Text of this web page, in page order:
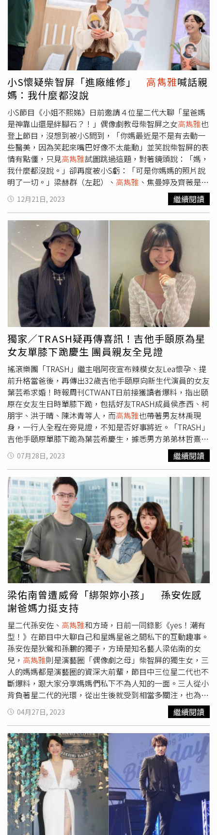
容、時間都要管，工作時沒回到訊息對方就會暴怒。之後愛
雅要出寫真集男友還要先審拍出來的照片，看到愛雅有組照
片是全裸包浴巾，隨即暴怒說：「這什麼意思！」當場就轟
愛雅出門，還抱著她的狗說：「妳這輩子別想再見到牠。」
愛雅說，當時狀況就像上演八點檔，敲門拜託對方開門，後
來是愛雅的母親出門才擺平這件事。
小S懷疑柴智屏「進廠維修」 高雋雅喊話親
媽：我什麼都沒說
小S節目《小姐不熙娣》日前邀請４位星二代大聊「星爸媽
是神靠山還是絆腳石？！」偶像劇教母柴智屏之女高雋雅也
登上節目，沒想到被小S問到，「你媽最近是不是有去動一
些醫美，因為笑起來嘴巴好像不太能動」並笑說柴智屏的表
情有點僵，只見高雋雅試圖跳過這題，對著鏡頭說：「媽，
我什麼都沒說。」卻再度被小S虧：「可是你媽媽的照片說
明了一切。」梁赫群（左起）、 高雋雅 、焦曼婷及齊薇是星
二代代表。（圖／東森提供）柴智屏當年一手打造出F4拍攝
《流星花園》，開啟了台灣偶像劇的盛世年代，捧紅了包括
言承旭在內的F4成員，當時的高雋雅正值求學階段，每天都
有同學請她幫忙拿「F4的簽名照」令她相當困擾；不過
雅
倒是很樂意幫忙有著「明星夢」的同學，若覺得對方條件
適合，便會推薦給媽媽。有次一位男同學還真的被柴智屏相
中，最後順利出演偶像劇《海派甜心》一角。育有３個女兒
的小Ｓ認為，星二代的身分多少對孩子們有些幫助，但最重
要的還是自己的實力，話鋒一轉，小Ｓ突然分享前幾天女兒
想吃火鍋，卻怎麼都訂不到餐廳，小Ｓ立刻問：「哪家？我
來訂」沒花多久的時間果真訂到了，小Ｓ便自嘲：「我很會
刷臉，超愛刷！」
12月21日, 2023 繼續閱讀
獨家／TRASH疑再傳喜訊！吉他手頤原為星
女友單膝下跪慶生 團員親友全見證
搖滾樂團「TRASH」繼主唱阿夜宣布辣模女友Lea懷孕、提
前升格當爸後，再傳出32歲吉他手頤原向新生代演員的女友
葉芸希求婚！時報周刊CTWANT日前接獲讀者爆料，指出頤
原在女友生日時單膝下跪，包括好友TRASH成員侯彥西、柯
朋宇、洪于晴、陳沐青等人，而高雋雅也帶著男友林禹現
身，一行人全程在旁見證，不知是否好事將近。「TRASH」
吉他手頤原單膝下跪為葉芸希慶生，據悉男方弟弟林哲熹女
友Cindy全程在旁，但在社群PO出照片後又低調刪文。（圖
／讀者提供）據了解，當天是頤原女友葉芸希的31歲生日派
對，頤原找來大批女友的好友，並在眾人面前單膝下跪，送
上浪漫花束，葉芸希露出燦爛笑容十分開心，照片背景牆上
還貼有女友的英文名字YUNXI，看得出用心。葉芸希po出慶
生照，手指上還有戒指，洋溢著幸福。（圖／取自葉芸希
IG）值得一提的是，頤原的弟弟林哲熹的女友Cindy在慶生
派對後，於社群PO出照片但卻又低調刪文，而葉芸希則是
在生日過後分享當天合照，開心寫下：「最難忘的生日，謝
謝大家一起給的驚喜。」照片中的她中指戴著戒指，幸福表
情藏不住，令人好奇這場慶生趴是否也是求婚趴。頤原為女
友辦的生日會，好友包括TRASH成員、柯朋宇、侯彥西、洪
于晴、陳沐青、高雋雅 、林禹等人都到場祝賀。（圖／取自
葉芸希IG）葉芸希6年前入行，一出道就演到夯劇《我的老
師叫小賀》，跟白家綺飾演師生，可愛外型頗受觀眾歡迎，
之後又陸續演出《牡丹花開》、《生生世世》以及網路劇
《限時同居侯八天》等作品，過去也曾在TRASH的歌曲Ｍ
V〈離開台北〉中露面演出，並在MV中上演吻戲，只不過不
是跟男友頤原，而是跟演員柯朋宇上演虐戀吻戲。據了解，
林頤原跟葉芸希同是台藝大戲劇系畢業，是學長學妹關係，
交往超過6年以上。兩人只差兩歲，年紀相仿，又同在演藝
圈打拼，感情相當穩定，雖鮮少對外放閃，但早已同居並共
同養育毛小孩，提前見習婚姻生活。據了解小倆口早有結婚
共識，若慶生還兼求婚，可說是喜上加喜。不過對於慶生時
下跪是否就是求婚好消息，TRASH經紀人回應：「頤原跟女
朋友今年交往10周年，那天只是找朋友一起慶生而已，謝謝
關心。」女友葉芸希也回應那天並不是求婚，「那天剛好是
生日跟交往10周年，男友給了一個驚喜，把很久沒見到的朋
友們都找來聚。」也期待兩人早日為粉絲們捎來好消息。
07月28日, 2023 繼續閱讀
梁佑南曾遭威脅「綁架妳小孩」 孫安佐感
謝爸媽力挺支持
星二代孫安佐、 高雋雅和方琦，日前一同錄影《yes！潮有
型！》在節目中大聊自己和星媽星爸之間私下的互動趣事。
孫安佐是狄鶯和孫鵬的獨子，方琦是知名藝人梁佑南的女
兒， 高雋雅則是演藝圈「偶像劇之母」柴智屏的獨生女，三
人的媽媽都是演藝圈的資深大前輩，節目中三位星二代也不
斷爆料，跟大家分享媽媽們私下不為人知的一面。三人從小
背負著星二代的光環，從出生後就受到相當多關注，也為他
們帶來不少困擾，方琦坦言媽媽演壞女人出名，小時候曾經
收到恐嚇信，信上當時連梁佑南的三名子女讀什麼學校、幾
下去，就要來綁架小孩，因此梁佑南都會特地把方琦他們載
到校門口，就是怕他們被比較不理智的觀眾欺負。而高雋雅
則是常有不熟的同學請她幫忙要當年很紅的F4的簽名照，或
是同學想要參加試鏡，拜託高雋雅關說讓她們插隊，但事實
上高雋雅跟對方完全不熟，但還是勉為其難答應，談到媽媽
的教育方式，
高雋雅
和柴智屏之間的相處如同姐妹，有趣的
是她曾經跟媽媽打賭，在國三前絕對不交男友，當下柴智屏
還跟女兒簽一式兩份的正式合約，結果還是破功，由於17歲
04月27日, 2023 繼續閱讀